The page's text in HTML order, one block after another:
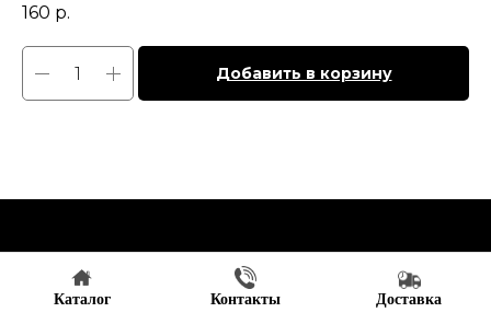
160 р.
Добавить в корзину
Каталог Контакты Доставка